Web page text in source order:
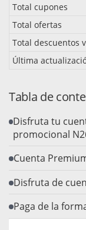
Total cupones
Total ofertas
Total descuentos
Última
Tabla de
Disfruta tu
promocional
Cuenta
Disfruta de
Paga de la